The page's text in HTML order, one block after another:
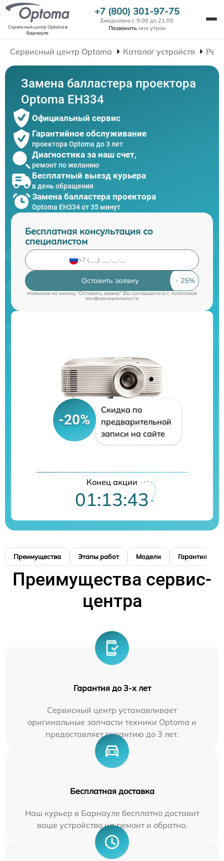
Сервисный центр Optomaв
Барнауле
+7 (800) 301-97-75
Ежедневно с 9:00 до 21:00
Позвонить мне утром
Сервисный центр Optoma Каталог устройств
Замена балластера проектора
Optoma EH334
Официальный сервис
Гарантийное обслуживание
проектора Optoma до 3 лет
Диагностика за наш счет,
ремонт по желанию
Бесплатный выезд курьера
в день обращения
Замена балластера проектора
Optoma EH334 от 35 минут
Бесплатная консультация со
специалистом
Оставить заявку
Нажимая на кнопку "Оставить заявку" Вы соглашаетесь cполитикой
конфиденциальности
-20%
Скидка по
предварительной
записи на сайте
Конец акции
01:13:42
Преимущества Этапы работ Модели Гарантия
Преимущества сервис-
центра
Гарантия до 3-х лет
Сервисный центр устанавливает
оригинальные запчасти техники Optoma и
предоставляет гарантию до 3 лет.
Бесплатная доставка
Наш курьер в Барнауле бесплатно доставит
ваше устройство на ремонт и обратно.